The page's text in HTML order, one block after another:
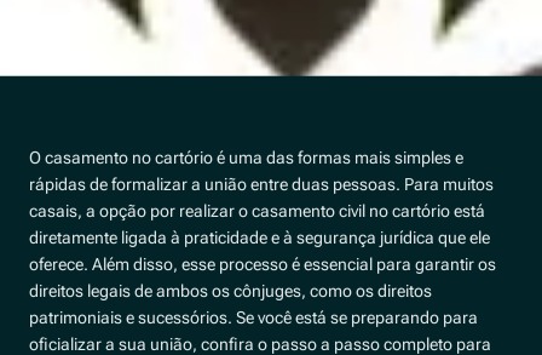
O casamento no cartório é uma das formas mais simples e
rápidas de formalizar a união entre duas pessoas. Para muitos
casais, a opção por realizar o casamento civil no cartório está
diretamente ligada à praticidade e à segurança jurídica que ele
oferece. Além disso, esse processo é essencial para garantir os
direitos legais de ambos os cônjuges, como os direitos
patrimoniais e sucessórios. Se você está se preparando para
oficializar a sua união, confira o passo a passo completo para